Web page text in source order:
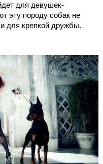
для девушек-
эту породу собак не
для крепкой дружбы.